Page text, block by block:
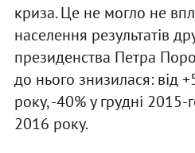
криза. Це не могло не
населення результатів
президенства Петра
до нього знизилася: від
року, -40% у грудні 2015-
2016 року.